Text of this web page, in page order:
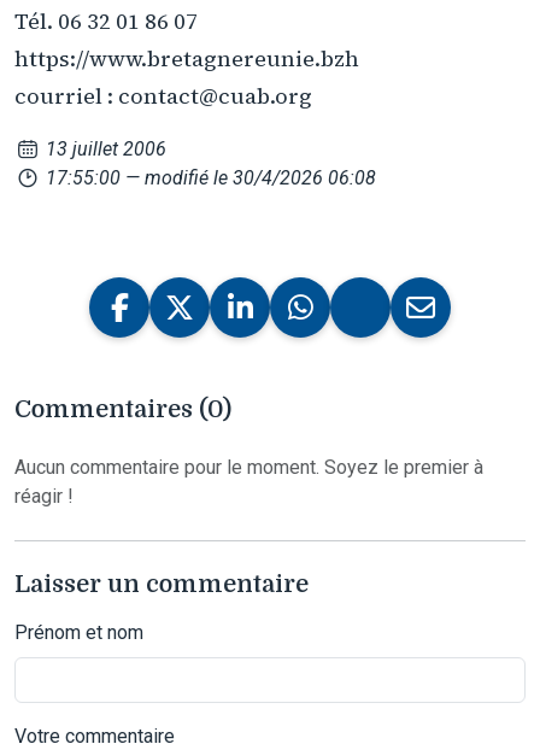
Tél. 06 32 01 86 07
https://www.bretagnereunie.bzh
courriel : contact@cuab.org
13 juillet 2006
17:55:00 — modifié le 30/4/2026 06:08
Commentaires (0)
Aucun commentaire pour le moment. Soyez le premier à
réagir !
Laisser un commentaire
Prénom et nom
Votre commentaire